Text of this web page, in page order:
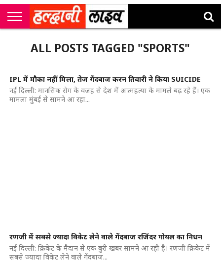
कॉर्नर
उत्तराखंड
मनोरंजन
सम्पादकीय
अलर्ट्सALL POSTS TAGGED "SPORTS"
IPL में मौका नहीं मिला, तेज गेंदबाज करन तिवारी ने किया SUICIDE
नई दिल्ली: मानसिक रोग के वजह से देश में आत्महत्या के मामले बढ़ रहे हैं। एक
मामला मुंबई से सामने आ रहा...
रणजी में सबसे ज्यादा विकेट लेने वाले गेंदबाज रजिंदर गोयल का निधन
नई दिल्ली: क्रिकेट के मैदान से एक बुरी खबर सामने आ रही है। रणजी क्रिकेट में
सबसे ज्यादा विकेट लेने वाले गेंदबाज...